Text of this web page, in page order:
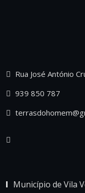
Rua José António
939 850 787
Município de Vila